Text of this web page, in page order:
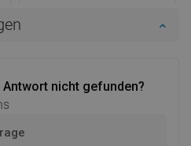
Antwort nicht gefunden?